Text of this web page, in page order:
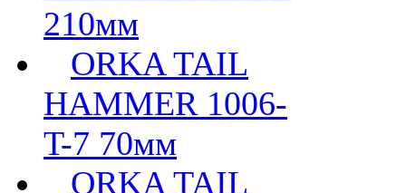
210мм
ORKA TAIL
HAMMER 1006-
T-7 70мм
ORKA TAIL